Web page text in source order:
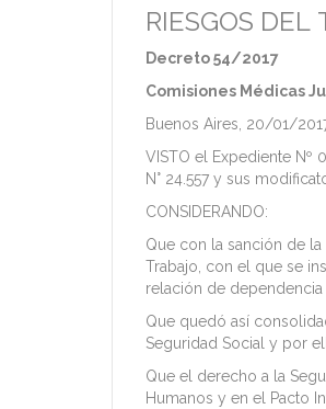
RIESGOS DEL
Decreto 54/2017
Comisiones Médicas
Buenos Aires, 20/01/
VISTO el Expediente Nº
N° 24.557 y sus
CONSIDERANDO:
Que con la sanción de
Trabajo, con el que se
relación de dependencia
Que quedó así
Seguridad Social y por
Que el derecho a la
Humanos y en el Pacto